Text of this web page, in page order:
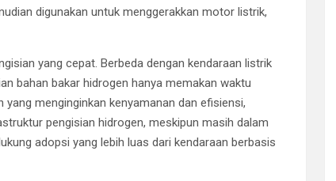
digunakan untuk menggerakkan motor listrik,
yang cepat. Berbeda dengan kendaraan listrik
bahan bakar hidrogen hanya memakan waktu
menginginkan kenyamanan dan efisiensi,
pengisian hidrogen, meskipun masih dalam
adopsi yang lebih luas dari kendaraan berbasis